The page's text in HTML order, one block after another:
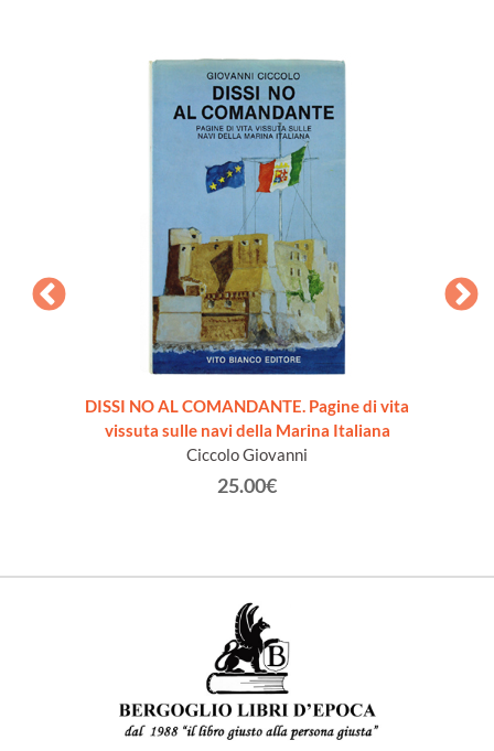
DISSI NO AL COMANDANTE. Pagine di vita
vissuta sulle navi della Marina Italiana
Ciccolo Giovanni
25.00€